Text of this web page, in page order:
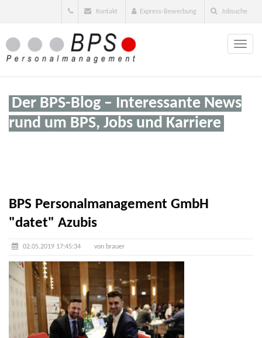
Kontakt Express-Bewerbung Jobsuche
Toggle
Der BPS-Blog – Interessante News
rund um BPS, Jobs und Karriere
BPS Personalmanagement GmbH
"datet" Azubis
02.05.2019 17:45:34 von brauer